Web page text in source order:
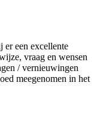
er een excellente
vraag en wensen
/ vernieuwingen
meegenomen in het